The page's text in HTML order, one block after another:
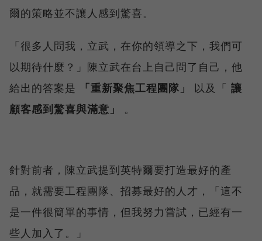
爾的策略並不讓人感到驚喜。
「很多人問我，立武，在你的領導之下，我們可
以期待什麼？」陳立武在台上自己問了自己，他
給出的答案是
「重新聚焦工程團隊」 以及「 讓
顧客感到驚喜與滿意」
。
針對前者，陳立武提到英特爾要打造最好的產
品，就需要工程團隊、招募最好的人才，「這不
是一件很簡單的事情，但我努力嘗試，已經有一
些人加入了。」